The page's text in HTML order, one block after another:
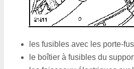
les fusibles avec les porte-
le boîtier à fusibles du